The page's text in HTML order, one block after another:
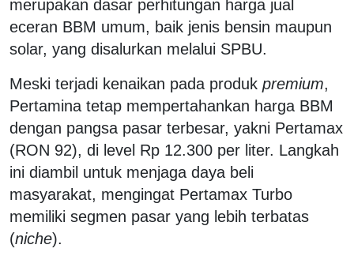
merupakan dasar perhitungan harga jual
eceran BBM umum, baik jenis bensin maupun
solar, yang disalurkan melalui SPBU.
Meski terjadi kenaikan pada produk premium,
Pertamina tetap mempertahankan harga BBM
dengan pangsa pasar terbesar, yakni Pertamax
(RON 92), di level Rp 12.300 per liter. Langkah
ini diambil untuk menjaga daya beli
masyarakat, mengingat Pertamax Turbo
memiliki segmen pasar yang lebih terbatas
(niche).